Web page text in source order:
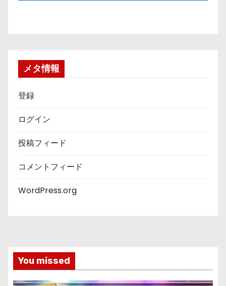
メタ情報
登録
ログイン
投稿フィード
コメントフィード
WordPress.org
You missed